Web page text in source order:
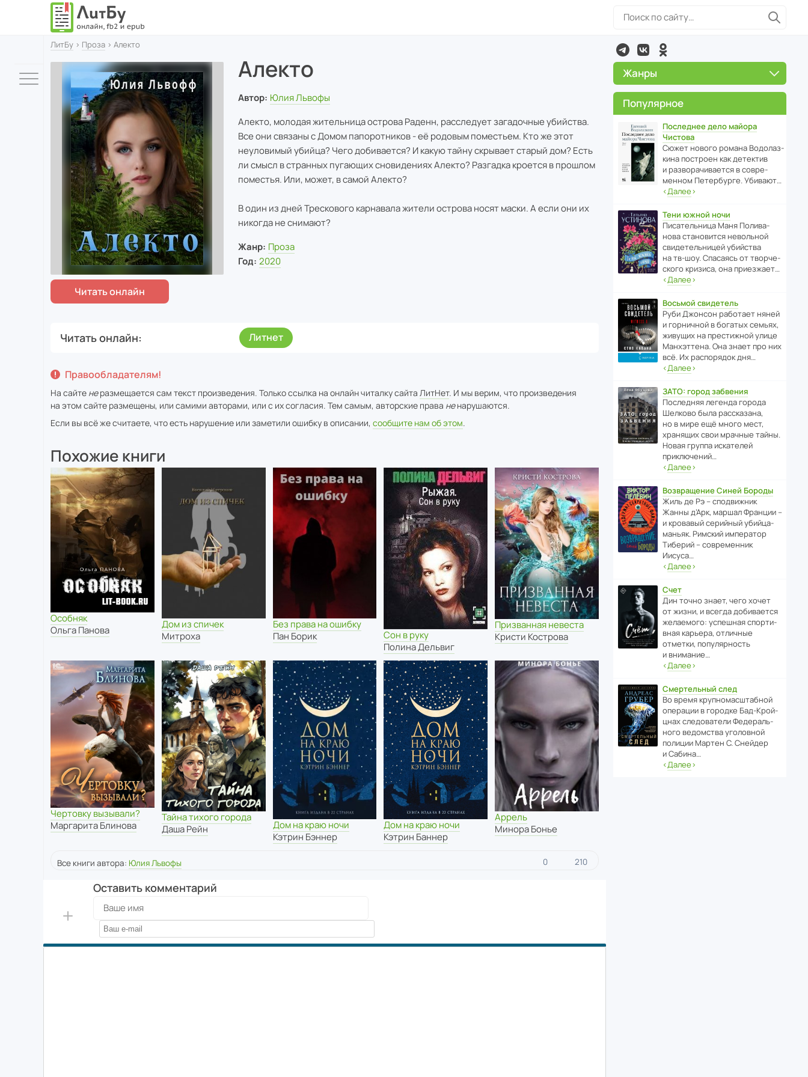
ЛитБу › Проза › Алекто
Алекто
Автор: Юлия Львофы
Алекто, молодая жительница острова Раденн, расследует загадочные убийства.
Все они связаны с Домом папоротников - её родовым поместьем. Кто же этот
неуловимый убийца? Чего добивается? И какую тайну скрывает старый дом? Есть
ли смысл в странных пугающих сновидениях Алекто? Разгадка кроется в прошлом
поместья. Или, может, в самой Алекто?
В один из дней Трескового карнавала жители острова носят маски. А если они их
никогда не снимают?
Жанр: Проза
Год: 2020
Читать онлайн Литнет
Правообладателям!
На сайте неразмещается сам текст произведения. Только ссылка на онлайн читалку сайта ЛитНет. И мы верим, что произведения
на этом сайте размещены, или самими авторами, или с их согласия. Тем самым, авторские права ненарушаются.
Если вы всё же считаете, что есть нарушение или заметили ошибку в описании, сообщите нам об этом.
Похожие книги
Особняк
Ольга Панова
Дом из спичек
Митроха
Без права на ошибку
Пан Борик
Сон в руку
Полина Дельвиг
Призванная невеста
Кристи Кострова
Чертовку вызывали?
Маргарита Блинова
Тайна тихого города
Даша Рейн
Дом на краю ночи
Кэтрин Бэннер
Дом на краю ночи
Кэтрин Баннер
Аррель
Минора Бонье
Все книги автора: Юлия Львофы 0 210
Оставить комментарий
Жанры
Популярное
Последнее дело майора
Чистова
Сюжет нового романа Водо­ла­з­
кина пост­роен как дете­ктив
и разво­ра­чи­ва­ется в совре­
менном Пете­р­бурге. Убивают…
‹Далее›
Тени южной ночи
Писа­тель­ница Маня Поли­ва­
нова стано­вится невольной
свиде­тель­ницей убийства
на тв-шоу. Спасаясь от твор­че­
с­кого кризиса, она приезжает…
‹Далее›
Восьмой свидетель
Руби Джонсон рабо­тает няней
и горни­чной в богатых семьях,
живущих на прес­ти­жной улице
Манх­эт­тена. Она знает про них
всё. Их распо­рядок дня…
‹Далее›
ЗАТО: город забвения
После­дняя легенда города
Шелково была расска­зана,
но в мире ещё много мест,
хранящих свои мрачные тайны.
Новая группа иска­телей
приключений…
‹Далее›
Возвращение Синей Бороды
Жиль де Рэ – спод­ви­жник
Жанны д’Арк, маршал Франции –
и кровавый серийный убийца-
маньяк. Римский импе­ратор
Тиберий – совре­менник
Иисуса…
‹Далее›
Счет
Дин точно знает, чего хочет
от жизни, и всегда доби­ва­ется
жела­е­мого: успе­шная спор­ти­
вная карьера, отли­чные
отметки, попу­ля­р­ность
и внимание…
‹Далее›
Смертельный след
Во время круп­но­мас­ш­та­бной
операции в городке Бад‑Крой­
цнах следо­ва­тели Феде­раль­
ного ведомства уголо­вной
полиции Мартен С. Снейдер
и Сабина…
‹Далее›